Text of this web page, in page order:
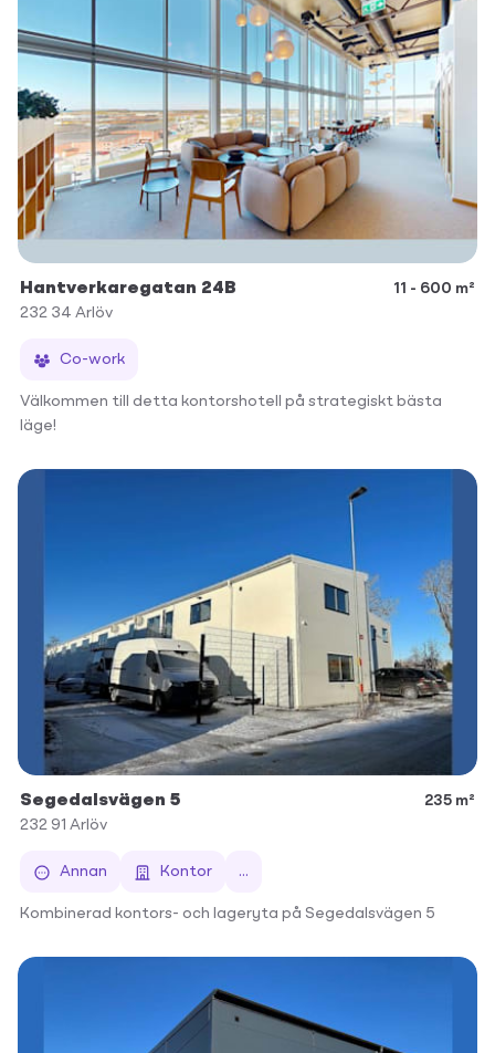
Hantverkaregatan 24B
11 - 600 m²
232 34 Arlöv
Co-work
Välkommen till detta kontorshotell på strategiskt bästa
läge!
Segedalsvägen 5
235 m²
232 91 Arlöv
Annan Kontor ...
Kombinerad kontors- och lageryta på Segedalsvägen 5